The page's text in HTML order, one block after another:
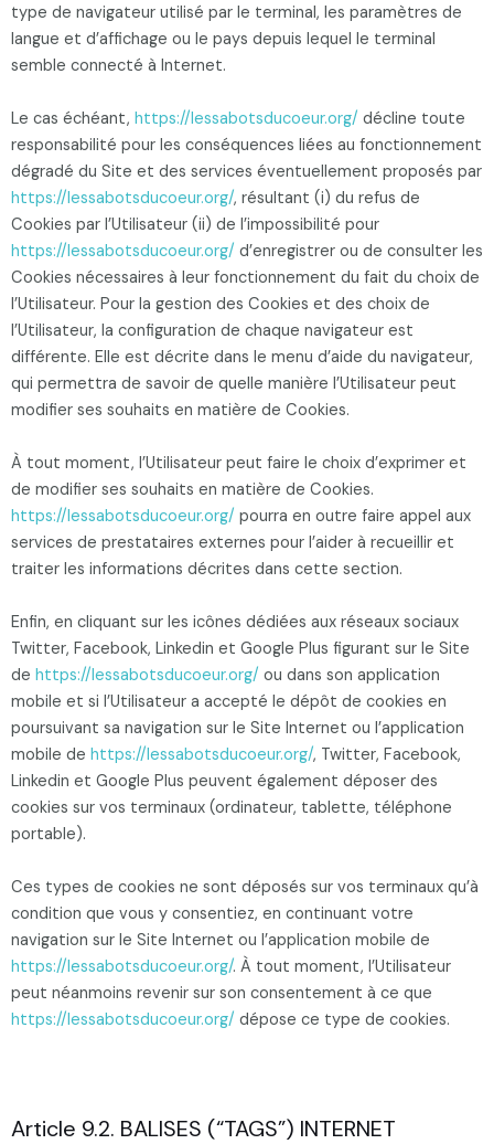
type de navigateur utilisé par le terminal, les paramètres de
langue et d’affichage ou le pays depuis lequel le terminal
semble connecté à Internet.
Le cas échéant, https://lessabotsducoeur.org/ décline toute
responsabilité pour les conséquences liées au fonctionnement
dégradé du Site et des services éventuellement proposés par
https://lessabotsducoeur.org/, résultant (i) du refus de
Cookies par l’Utilisateur (ii) de l’impossibilité pour
https://lessabotsducoeur.org/ d’enregistrer ou de consulter les
Cookies nécessaires à leur fonctionnement du fait du choix de
l’Utilisateur. Pour la gestion des Cookies et des choix de
l’Utilisateur, la configuration de chaque navigateur est
différente. Elle est décrite dans le menu d’aide du navigateur,
qui permettra de savoir de quelle manière l’Utilisateur peut
modifier ses souhaits en matière de Cookies.
À tout moment, l’Utilisateur peut faire le choix d’exprimer et
de modifier ses souhaits en matière de Cookies.
https://lessabotsducoeur.org/ pourra en outre faire appel aux
services de prestataires externes pour l’aider à recueillir et
traiter les informations décrites dans cette section.
Enfin, en cliquant sur les icônes dédiées aux réseaux sociaux
Twitter, Facebook, Linkedin et Google Plus figurant sur le Site
de https://lessabotsducoeur.org/ ou dans son application
mobile et si l’Utilisateur a accepté le dépôt de cookies en
poursuivant sa navigation sur le Site Internet ou l’application
mobile de https://lessabotsducoeur.org/, Twitter, Facebook,
Linkedin et Google Plus peuvent également déposer des
cookies sur vos terminaux (ordinateur, tablette, téléphone
portable).
Ces types de cookies ne sont déposés sur vos terminaux qu’à
condition que vous y consentiez, en continuant votre
navigation sur le Site Internet ou l’application mobile de
https://lessabotsducoeur.org/. À tout moment, l’Utilisateur
peut néanmoins revenir sur son consentement à ce que
https://lessabotsducoeur.org/ dépose ce type de cookies.
Article 9.2. BALISES (“TAGS”) INTERNET